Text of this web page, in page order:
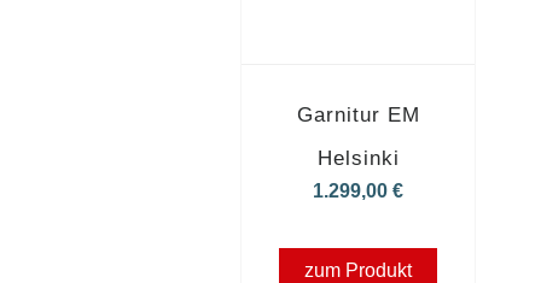
Garnitur EM
Helsinki
1.299,00€
zum Produkt